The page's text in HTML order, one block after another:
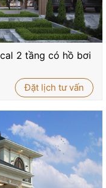
2 tầng có hồ bơi
Đặt lịch tư vấn